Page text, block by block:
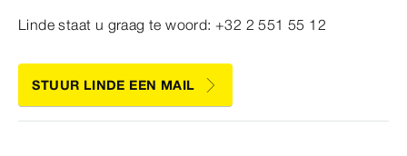
Linde staat u graag te woord: +32 2 551 55 12
STUUR LINDE EEN MAIL